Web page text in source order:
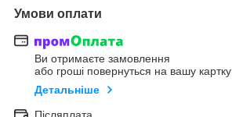
Умови оплати
Ви отримаєте замовлення
або гроші повернуться на вашу картку
Детальніше